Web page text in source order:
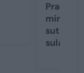
sutikti
sulauks